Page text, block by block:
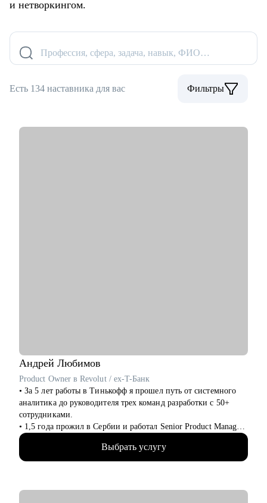
и нетворкингом.
Профессия, сфера, задача, навык, ФИО…
Есть 134 наставника для вас Фильтры
Андрей Любимов
Product Owner в Revolut / ex-T-Банк
• За 5 лет работы в Тинькофф я прошел путь от системного
аналитика до руководителя трех команд разработки с 50+
сотрудниками.
• 1,5 года прожил в Сербии и работал Senior Product Manager
удаленно в международном стартапе, специализирующемся
на CPaaS-решениях (США, Швеция, Австралия).
• Жил в Дубае, переехал в Барселону и работаю Senior
Выбрать услугу